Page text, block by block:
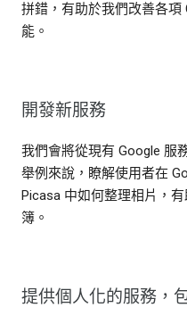
拼錯，有助於我們改善各項
能。
開發新服務
我們會將從現有 Google 服
舉例來說，瞭解使用者在
Picasa 中如何整理相片，
簿。
提供個人化的服務，